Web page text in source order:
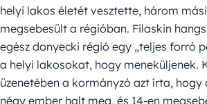
helyi lakos életét vesztette, három
megsebesült a régióban. Filaskin
egész donyecki régió egy „teljes forró
a helyi lakosokat, hogy meneküljenek.
üzenetében a kormányzó azt írta,
négy ember halt meg, és 14-en